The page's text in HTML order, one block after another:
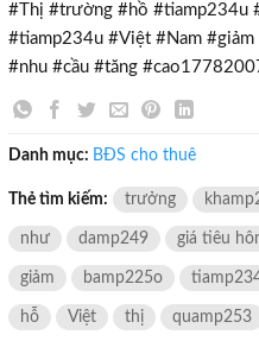
#Thị #trường #hồ #tiamp234u
#tiamp234u #Việt #Nam
#nhu #cầu #tăng
Danh mục: BĐS cho thuê
Thẻ tìm kiếm: trưởng
như damp249 giá tiêu
giảm bamp225o
hỗ Việt thị quamp253